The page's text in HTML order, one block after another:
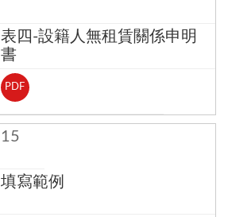
表四-設籍人無租賃關係申明
書
PDF
15
填寫範例